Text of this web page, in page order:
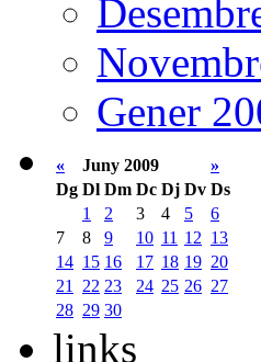
Gener
« Juny 2009
»
Dg Dl Dm Dc Dj Dv Ds
1
2 3 4 5
6
7
8 9 10 11 12 13
14 15 16 17 18 19 20
21
22 23 24 25 26 27
28 29 30
links